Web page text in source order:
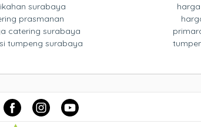
surabaya
prasmanan
catering surabaya
tumpeng surabaya